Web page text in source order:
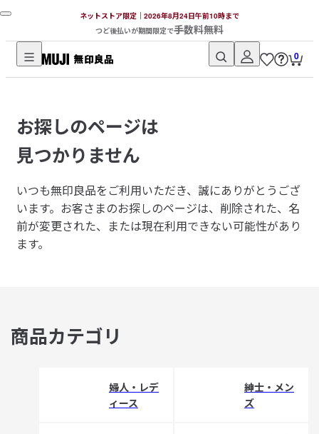
ネットストア限定｜2026年8月24日午前10時まで
つど後払いが期間限定で手数料無料
無
品
ネ
ッ
ト
ス
ト
ア
0
お探しのページは
見つかりません
いつも無印良品をご利用いただき、誠にありがとうござ
います。 お客さまのお探しのページは、削除された、名
前が変更された、または現在利用できない可能性があり
ます。
商品カテゴリ
婦人・レデ
ィース
紳士・メン
ズ